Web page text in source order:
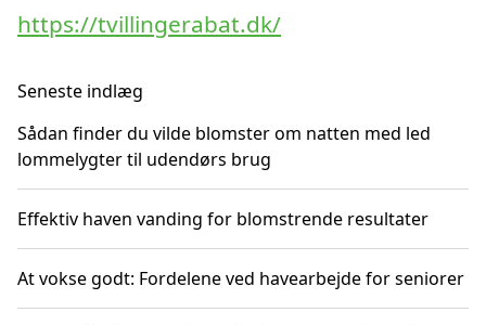
https://tvillingerabat.dk/
Seneste indlæg
Sådan finder du vilde blomster om natten med led
lommelygter til udendørs brug
Effektiv haven vanding for blomstrende resultater
At vokse godt: Fordelene ved havearbejde for seniorer